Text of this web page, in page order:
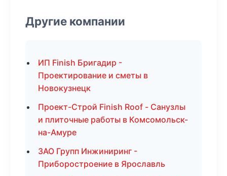
Другие компании
ИП Finish Бригадир -
Проектирование и сметы в
Новокузнецк
Проект-Строй Finish Roof - Санузлы
и плиточные работы в Комсомольск-
на-Амуре
ЗАО Групп Инжиниринг -
Приборостроение в Ярославль